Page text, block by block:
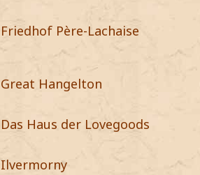
Friedhof Père-Lachaise
Great Hangelton
Das Haus der Lovegoods
Ilvermorny